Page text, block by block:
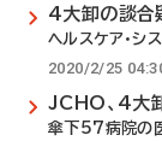
4大卸の談合
ヘルスケア・シ
2020/2/25
JCHO、4大
傘下57病院の医